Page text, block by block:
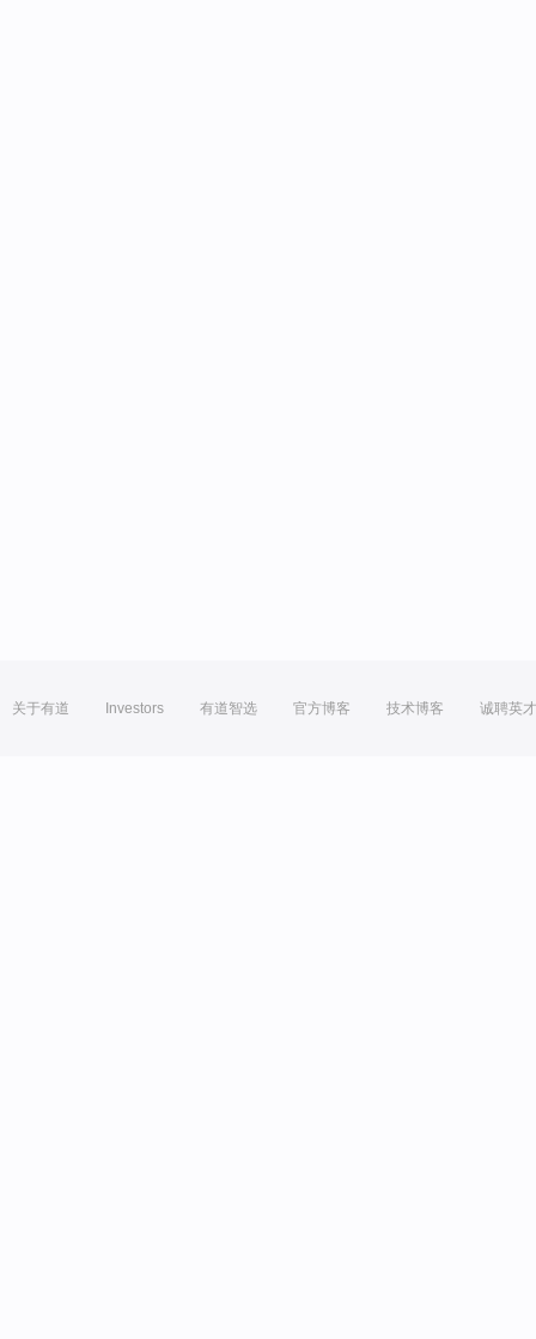
关于有道 Investors 有道智选 官方博客 技术博客 诚聘英才